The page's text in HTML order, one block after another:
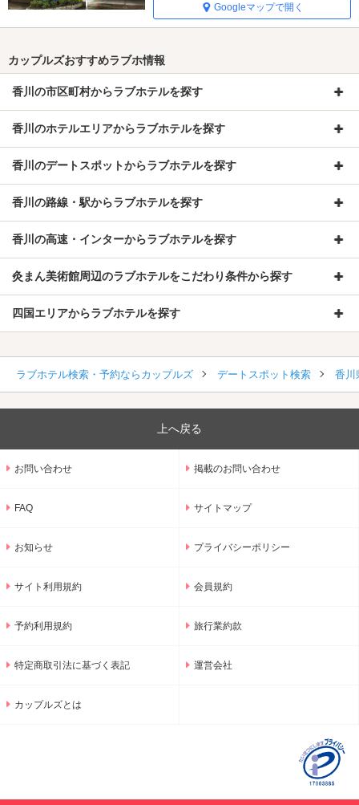
Googleマップで開く
カップルズおすすめラブホ情報
香川の市区町村からラブホテルを探す
香川のホテルエリアからラブホテルを探す
香川のデートスポットからラブホテルを探す
香川の路線・駅からラブホテルを探す
香川の高速・インターからラブホテルを探す
灸まん美術館周辺のラブホテルをこだわり条件から探す
四国エリアからラブホテルを探す
ラブホテル検索・予約ならカップルズ デートスポット検索 香川
上へ戻る
お問い合わせ 掲載のお問い合わせ
FAQ サイトマップ
お知らせ プライバシーポリシー
サイト利用規約 会員規約
予約利用規約 旅行業約款
特定商取引法に基づく表記 運営会社
カップルズとは